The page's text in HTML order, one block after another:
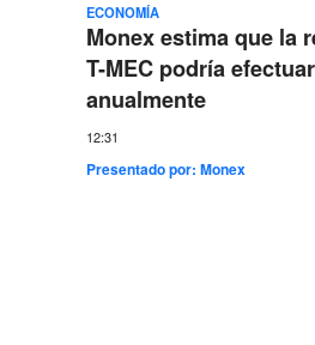
ECONOMÍA
Monex estima que la
T-MEC podría
anualmente
12:31
Presentado por:Monex